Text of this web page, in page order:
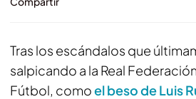
Tras los escándalos que
salpicando a la Real
Fútbol, comoel beso de Luis